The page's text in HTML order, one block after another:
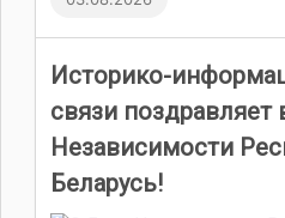
Историко-
связи
Независимости
Беларусь!